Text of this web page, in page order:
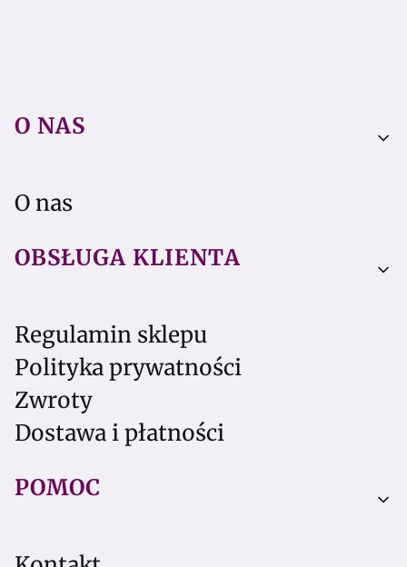
Linki w stopce
O NAS
O nas
OBSŁUGA KLIENTA
Regulamin sklepu
Polityka prywatności
Zwroty
Dostawa i płatności
POMOC